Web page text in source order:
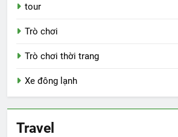
tour
Trò chơi
Trò chơi thời trang
Xe đông lạnh
Travel